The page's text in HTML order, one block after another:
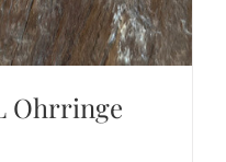
Ohrringe